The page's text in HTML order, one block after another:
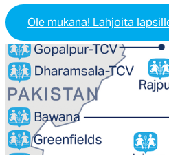
Ole mukana! Lahjoita